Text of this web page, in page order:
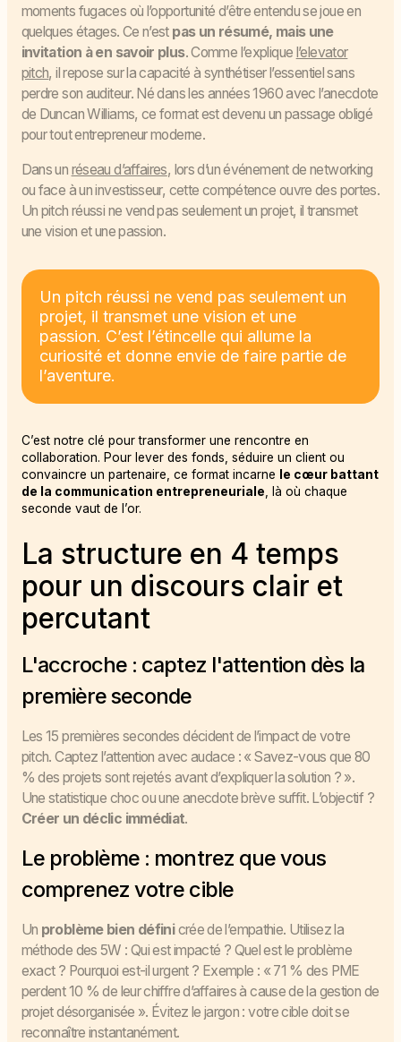
moments fugaces où l’opportunité d’être entendu se joue en
quelques étages. Ce n’est pas un résumé, mais une
invitation à en savoir plus. Comme l’explique l’elevator
pitch, il repose sur la capacité à synthétiser l’essentiel sans
perdre son auditeur. Né dans les années 1960 avec l’anecdote
de Duncan Williams, ce format est devenu un passage obligé
pour tout entrepreneur moderne.
Dans un réseau d’affaires, lors d’un événement de networking
ou face à un investisseur, cette compétence ouvre des portes.
Un pitch réussi ne vend pas seulement un projet, il transmet
une vision et une passion.
Un pitch réussi ne vend pas seulement un
projet, il transmet une vision et une
passion. C’est l’étincelle qui allume la
curiosité et donne envie de faire partie de
l’aventure.
C’est notre clé pour transformer une rencontre en
collaboration. Pour lever des fonds, séduire un client ou
convaincre un partenaire, ce format incarne le cœur battant
de la communication entrepreneuriale , là où chaque
seconde vaut de l’or.
La structure en 4 temps
pour un discours clair et
percutant
L'accroche : captez l'attention dès la
première seconde
Les 15 premières secondes décident de l’impact de votre
pitch. Captez l’attention avec audace : « Savez-vous que 80
% des projets sont rejetés avant d’expliquer la solution ? ».
Une statistique choc ou une anecdote brève suffit. L’objectif ?
Créer un déclic immédiat.
Le problème : montrez que vous
comprenez votre cible
Un problème bien définicrée de l’empathie. Utilisez la
méthode des 5W : Qui est impacté ? Quel est le problème
exact ? Pourquoi est-il urgent ? Exemple : « 71 % des PME
perdent 10 % de leur chiffre d’affaires à cause de la gestion de
projet désorganisée ». Évitez le jargon : votre cible doit se
reconnaître instantanément.